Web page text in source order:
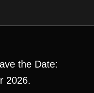
the Date:
2026.